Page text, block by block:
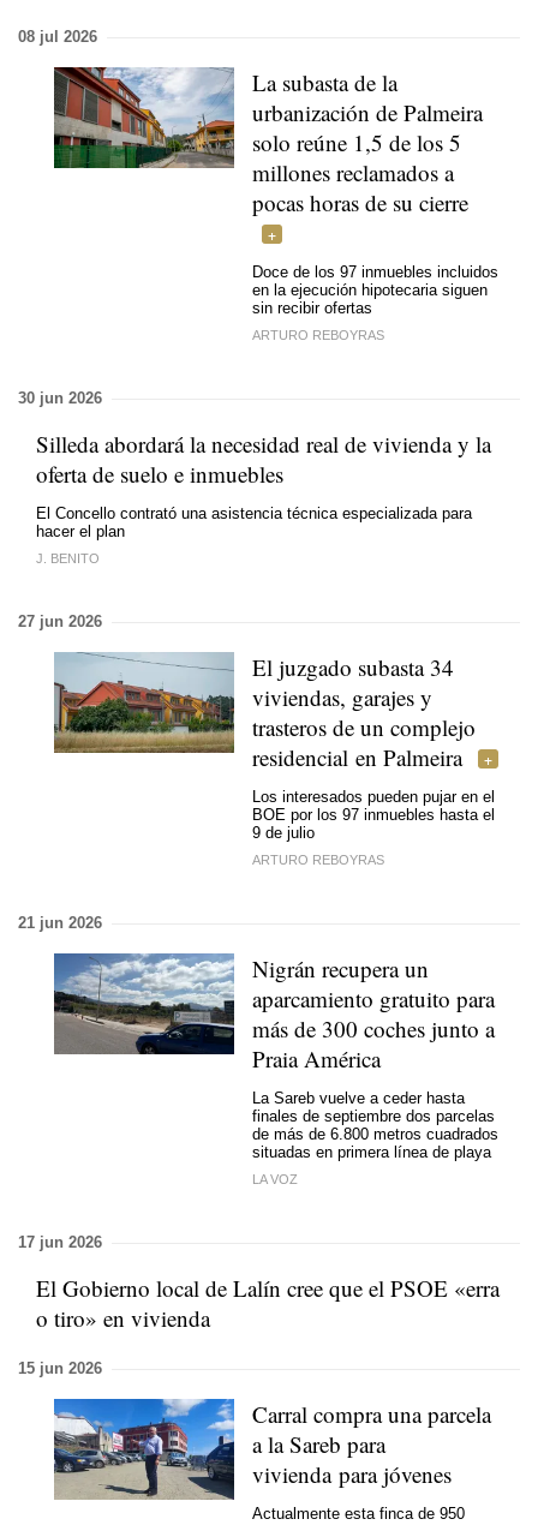
08 jul 2026
La subasta de la
urbanización de Palmeira
solo reúne 1,5 de los 5
millones reclamados a
pocas horas de su cierre
Doce de los 97 inmuebles incluidos
en la ejecución hipotecaria siguen
sin recibir ofertas
ARTURO REBOYRAS
30 jun 2026
Silleda abordará la necesidad real de vivienda y la
oferta de suelo e inmuebles
El Concello contrató una asistencia técnica especializada para
hacer el plan
J. BENITO
27 jun 2026
El juzgado subasta 34
viviendas, garajes y
trasteros de un complejo
residencial en Palmeira
Los interesados pueden pujar en el
BOE por los 97 inmuebles hasta el
9 de julio
ARTURO REBOYRAS
21 jun 2026
Nigrán recupera un
aparcamiento gratuito para
más de 300 coches junto a
Praia América
La Sareb vuelve a ceder hasta
finales de septiembre dos parcelas
de más de 6.800 metros cuadrados
situadas en primera línea de playa
LA VOZ
17 jun 2026
El Gobierno local de Lalín cree que el PSOE «erra
o tiro» en vivienda
15 jun 2026
Carral compra una parcela
a la Sareb para
vivienda para jóvenes
Actualmente esta finca de 950